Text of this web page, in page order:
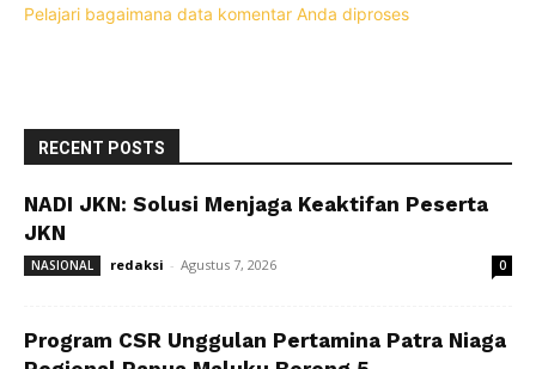
Pelajari bagaimana data komentar Anda diproses
RECENT POSTS
NADI JKN: Solusi Menjaga Keaktifan Peserta
JKN
NASIONAL redaksi - Agustus 7, 2026 0
Program CSR Unggulan Pertamina Patra Niaga